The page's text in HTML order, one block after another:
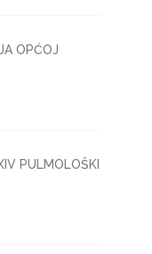
OPĆOJ
PULMOLOŠKI